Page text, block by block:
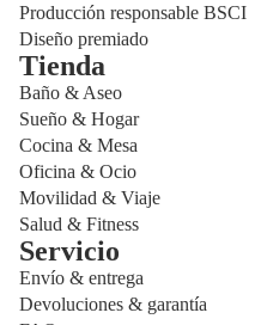
Producción responsable BSCI
Diseño premiado
Tienda
Baño & Aseo
Sueño & Hogar
Cocina & Mesa
Oficina & Ocio
Movilidad & Viaje
Salud & Fitness
Servicio
Envío & entrega
Devoluciones & garantía
Política de privacidad
Política de reembolso